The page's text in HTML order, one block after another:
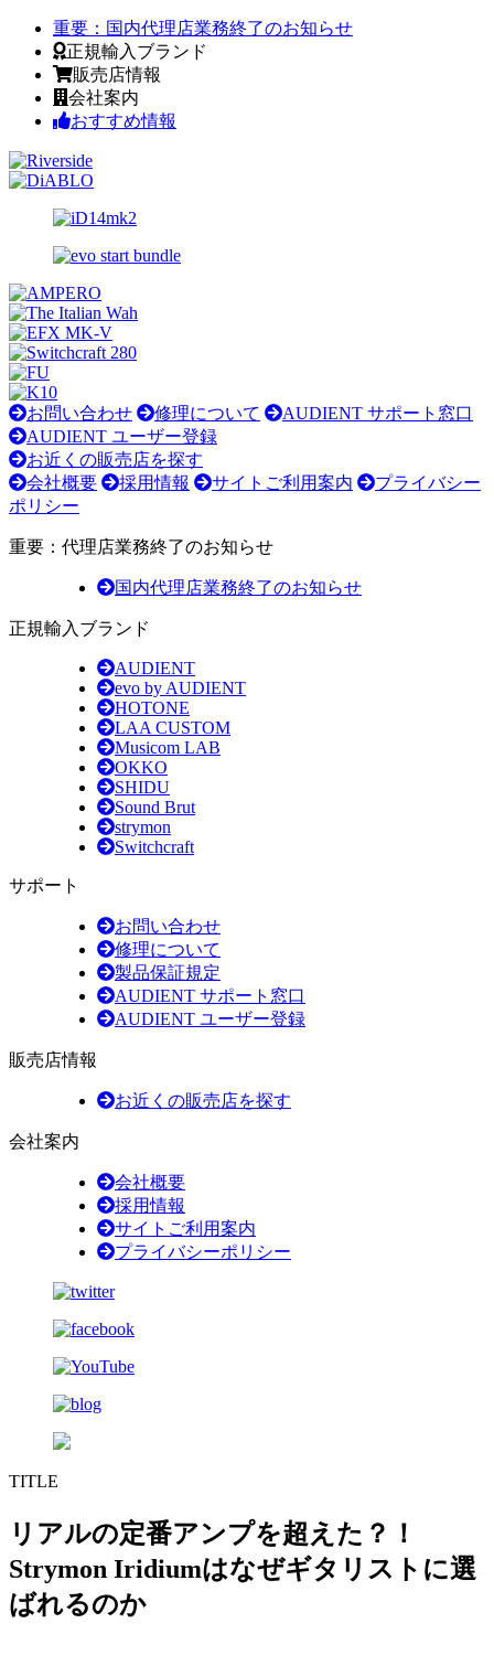
重要： 国内代理店業務終了のお知らせ
正規輸入ブランド
販売店情報
会社案内
おすすめ情報
お問い合わせ 修理について
AUDIENT サポート窓口
AUDIENT ユーザー登録
お近くの販売店を探す
会社概要
採用情報 サイトご利用案内
プライバシー
ポリシー
重要：代理店業務終了のお知らせ
国内代理店業務終了のお知らせ
正規輸入ブランド
AUDIENT
evo by AUDIENT
HOTONE
LAA CUSTOM
Musicom LAB
OKKO
SHIDU
Sound Brut
strymon
Switchcraft
サポート
お問い合わせ
修理について
製品保証規定
AUDIENT サポート窓口
AUDIENT ユーザー登録
販売店情報
お近くの販売店を探す
会社案内
会社概要
採用情報
サイトご利用案内
プライバシーポリシー
TITLE
リアルの定番アンプを超えた？！
Strymon Iridiumはなぜギタリストに選
ばれるのか